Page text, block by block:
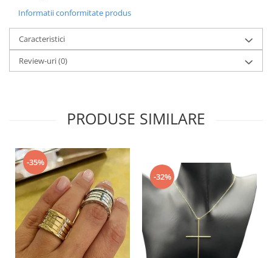
Informatii conformitate produs
Caracteristici
Review-uri(0)
PRODUSE SIMILARE
-35%
-32%